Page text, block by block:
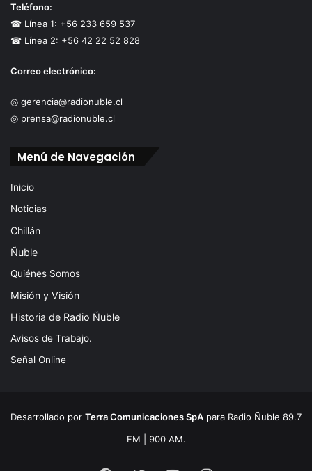
Teléfono:
☎ Línea 1: +56 233 659 537
☎ Línea 2: +56 42 22 52 828
Correo electrónico:
◎ gerencia@radionuble.cl
◎ prensa@radionuble.cl
Menú de Navegación
Inicio
Noticias
Chillán
Ñuble
Quiénes Somos
Misión y Visión
Historia de Radio Ñuble
Avisos de Trabajo.
Señal Online
Desarrollado por Terra Comunicaciones SpA para Radio Ñuble 89.7
FM | 900 AM.